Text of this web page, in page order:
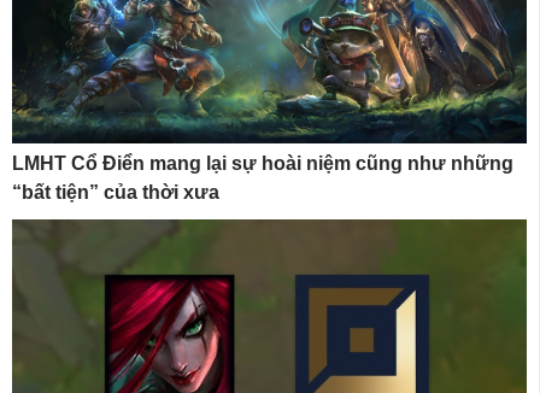
LMHT Cổ Điển mang lại sự hoài niệm cũng như những
“bất tiện” của thời xưa